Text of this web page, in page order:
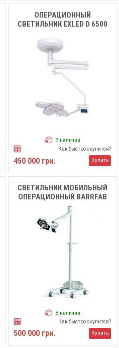
ОПЕРАЦИОННЫЙ
СВЕТИЛЬНИК EXLED D 6500
В наличии
Как быстро окупится?
450 000 грн. Купить
СВЕТИЛЬНИК МОБИЛЬНЫЙ
ОПЕРАЦИОННЫЙ BARRFAB
BFH1 С БАТАРЕЕЙ
В наличии
Как быстро окупится?
500 000 грн. Купить